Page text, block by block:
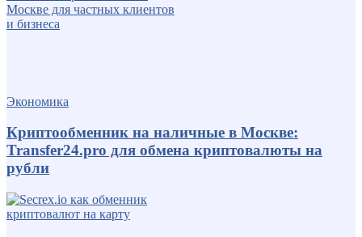
Экономика
Криптообменник на наличные в Москве:
Transfer24.pro для обмена криптовалюты на
рубли